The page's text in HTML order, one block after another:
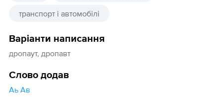
транспорт і автомобілі
Варіанти написання
дропаут, дропавт
Слово додав
Аь Ав